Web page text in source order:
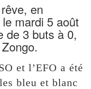
en
mardi 5 août
de 3 buts à 0,
et l’EFO a été
bleu et blanc